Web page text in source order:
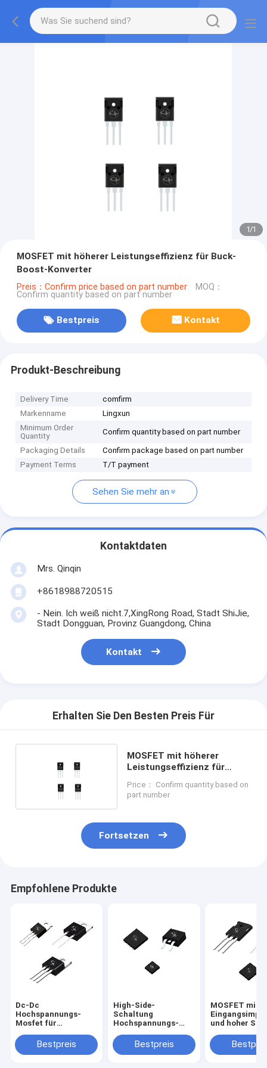
1/1
MOSFET mit höherer Leistungseffizienz für Buck-
Boost-Konverter
Preis：Confirm price based on part number MOQ：
Confirm quantity based on part number
Bestpreis Kontakt
Produkt-Beschreibung
Delivery Time
comfirm
Markenname
Lingxun
Minimum Order
Quantity
Confirm quantity based on part number
Packaging Details
Confirm package based on part number
Payment Terms
T/T payment
Sehen Sie mehr an
Kontaktdaten
Mrs. Qinqin
+8618988720515
- Nein. Ich weiß nicht.7,XingRong Road, Stadt ShiJie,
Stadt Dongguan, Provinz Guangdong, China
Kontakt
Erhalten Sie Den Besten Preis Für
MOSFET mit höherer
Leistungseffizienz für
Price： Confirm quantity based on
part number
Fortsetzen
Empfohlene Produkte
Dc-Dc
Hochspannungs-
Mosfet für
Gleichspannungsversorgung
Bestpreis
High-Side-
Schaltung
Hochspannungs-
p-Kanal-MOSFET
Bestpreis
MOSFET mit
und hoher